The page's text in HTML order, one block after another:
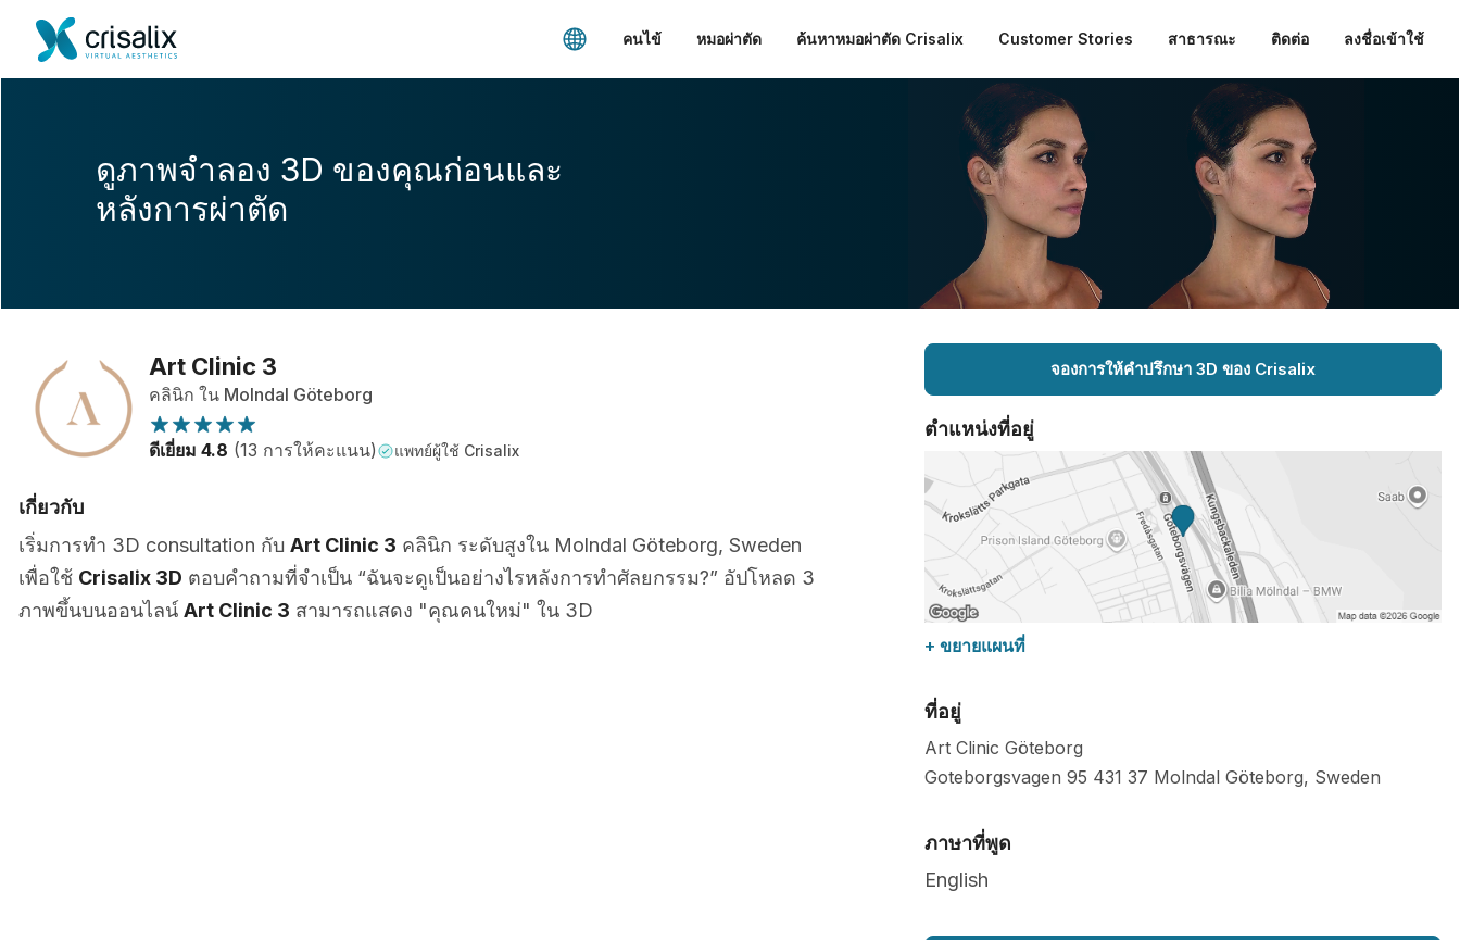
คนไข้ หมอผ่าตัด ค้นหาหมอผ่าตัด Crisalix Customer Stories สาธารณะ ติดต่อ ลงชื่อเข้าใช้
ดูภาพจำลอง 3D ของคุณก่อนและ
หลังการผ่าตัด
Art Clinic 3
คลินิก ใน Molndal Göteborg
ดีเยี่ยม 4.8 (13 การให้คะแนน) แพทย์ผู้ใช้ Crisalix
เกี่ยวกับ
เริ่มการทำ 3D consultation กับ Art Clinic 3 คลินิก ระดับสูงใน Molndal Göteborg, Sweden
เพื่อใช้ Crisalix 3D ตอบคำถามที่จำเป็น “ฉันจะดูเป็นอย่างไรหลังการทำศัลยกรรม?” อัปโหลด 3
ภาพขึ้นบนออนไลน์ Art Clinic 3 สามารถแสดง "คุณคนใหม่" ใน 3D
จองการให้คำปรึกษา 3D ของ Crisalix
ตำแหน่งที่อยู่
+ ขยายแผนที่
ที่อยู่
Art Clinic Göteborg
Goteborgsvagen 95 431 37 Molndal Göteborg, Sweden
ภาษาที่พูด
English